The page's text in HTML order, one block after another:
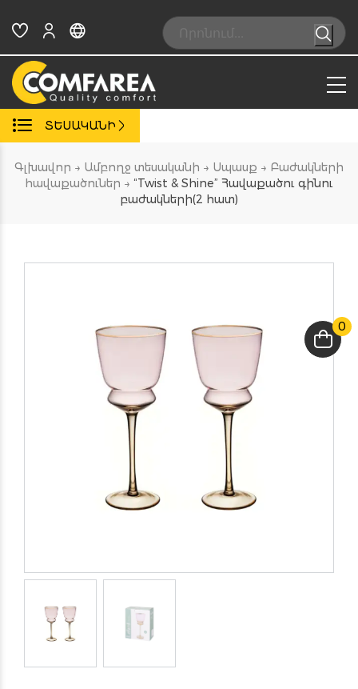
content
Search:
0
ՏԵՍԱԿԱՆԻ
Գլխավոր → Ամբողջ տեսականի → Սպասք → Բաժակների
հավաքածուներ → “Twist & Shine” Հավաքածու գինու
բաժակների(2 հատ)